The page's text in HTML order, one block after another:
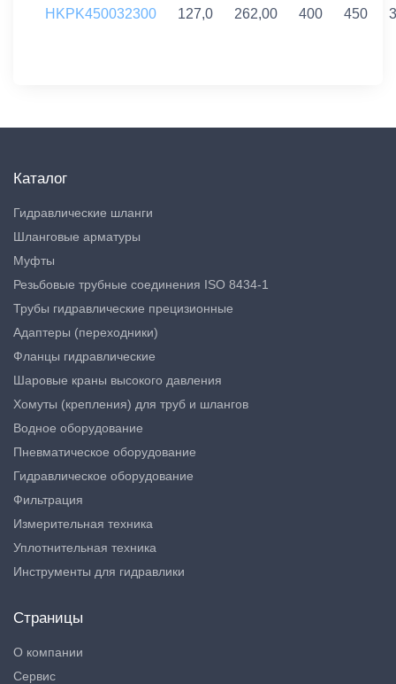
HKPK450032300 127,0 262,00 400 450
Каталог
Гидравлические шланги
Шланговые арматуры
Муфты
Резьбовые трубные соединения ISO 8434-1
Трубы гидравлические прецизионные
Адаптеры (переходники)
Фланцы гидравлические
Шаровые краны высокого давления
Хомуты (крепления) для труб и шлангов
Водное оборудование
Пневматическое оборудование
Гидравлическое оборудование
Фильтрация
Измерительная техника
Уплотнительная техника
Инструменты для гидравлики
Страницы
О компании
Сервис